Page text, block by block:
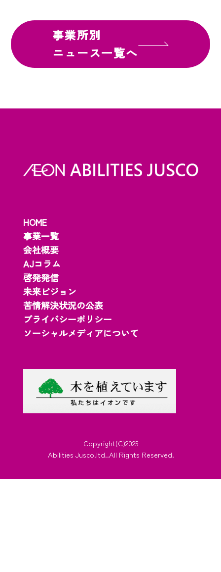
事業所別
ニュース一覧へ
HOME
事業一覧
会社概要
AJコラム
啓発発信
未来ビジョン
苦情解決状況の公表
プライバシーポリシー
ソーシャルメディアについて
Copyright(C)2025
Abilities Jusco.ltd..All Rights Reserved.